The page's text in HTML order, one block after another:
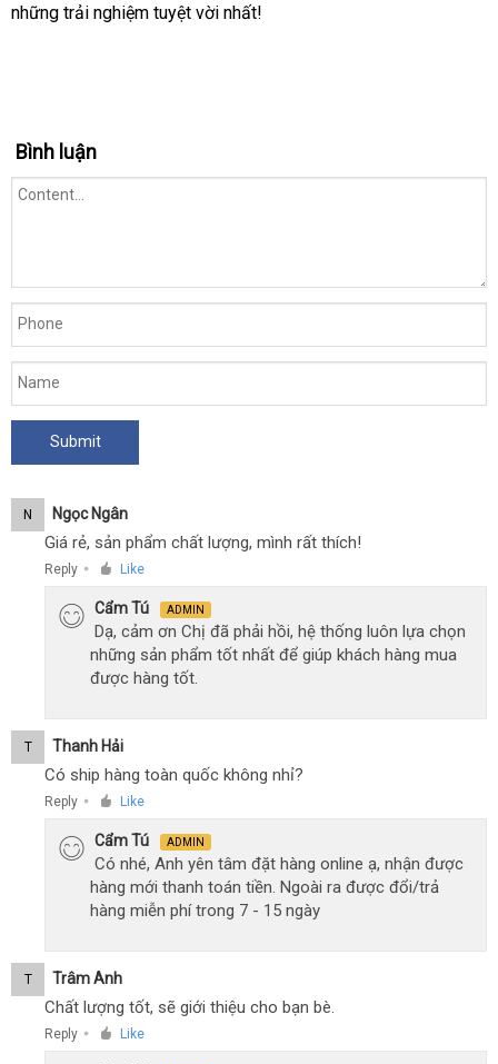
dụng
những trải nghiệm tuyệt vời nhất!
Bình luận
N Ngọc Ngân
Giá rẻ, sản phẩm chất lượng, mình rất thích!
Reply ● Like
Cẩm Tú ADMIN
Dạ, cảm ơn Chị đã phải hồi, hệ thống luôn lựa chọn
những sản phẩm tốt nhất để giúp khách hàng mua
được hàng tốt.
T Thanh Hải
Có ship hàng toàn quốc không nhỉ?
Reply ● Like
Cẩm Tú ADMIN
Có nhé, Anh yên tâm đặt hàng online ạ, nhận được
hàng mới thanh toán tiền. Ngoài ra được đổi/trả
hàng miễn phí trong 7 - 15 ngày
T Trâm Anh
Chất lượng tốt, sẽ giới thiệu cho bạn bè.
Reply ● Like